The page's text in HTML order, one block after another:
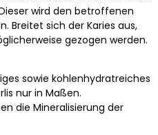
wird den betroffenen
Breitet sich der Karies aus,
gezogen werden.
sowie kohlenhydratreiches
nur in Maßen.
die Mineralisierung der